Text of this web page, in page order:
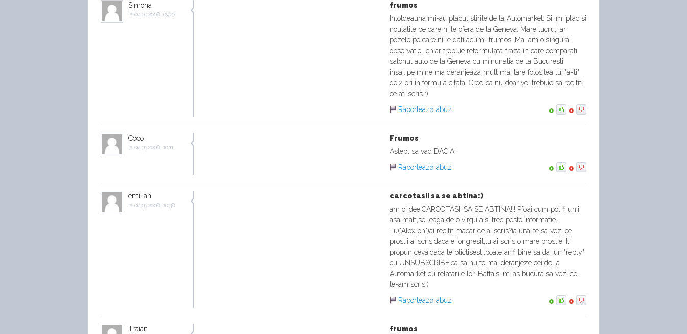
Simona
la 04.03.2008, 09:27
frumos
Intotdeauna mi-au placut stirile de la Automarket. Si imi plac si
noutatile pe care ni le ofera de la Geneva. Mare lucru, iar
pozele pe care ni le dati acum...frumos. Mai am o singura
observatie...chiar trebuie reformulata fraza in care comparati
salonul auto de la Geneva cu minunatia de la Bucuresti
insa...pe mine ma deranjeaza mult mai tare folositea lui "a-ti"
de 2 ori in formula citata. Cred ca nu doar voi trebuie sa recititi
ce ati scris :).
Raportează abuz
0 0
Coco
la 04.03.2008, 10:11
Frumos
Astept sa vad DACIA !
Raportează abuz
0 0
emilian
la 04.03.2008, 10:38
carcotasii sa se abtina:)
am o idee:CARCOTASII SA SE ABTINA!!! Pfoai cum pot fi unii
asa mah,se leaga de o virgula,si trec peste informatie...
Tu("Alex ph")ai recitit macar ce ai scris?ia uita-te sa vezi ce
prostii ai scris,daca ei or gresit,tu ai scris o mare prostie! Iti
propun ceva:daca te plictisesti,poate ar fi bine sa dai un "reply"
cu UNSUBSCRIBE,ca sa nu te mai deranjeze cei de la
Automarket cu relatarile lor. Bafta,si m-as bucura sa vezi ce
te-am scris:)
Raportează abuz
0 0
Traian frumos